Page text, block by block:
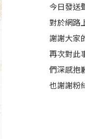
今日發送
對於網路
謝謝大家
再次對此
們深感抱
也謝謝粉